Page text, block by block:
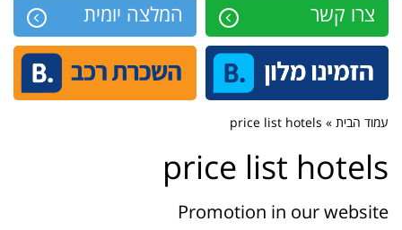
צרו קשר המלצה יומית
עמוד הבית » price list hotels
price list hotels
Promotion in our website